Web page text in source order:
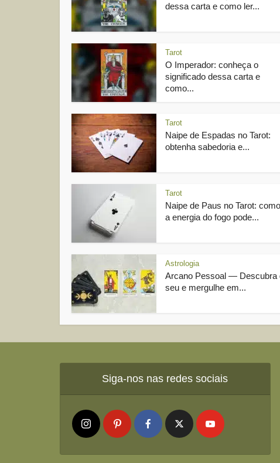
dessa carta e como ler...
Tarot
O Imperador: conheça o
significado dessa carta e
como...
Tarot
Naipe de Espadas no Tarot:
obtenha sabedoria e...
Tarot
Naipe de Paus no Tarot: como
a energia do fogo pode...
Astrologia
Arcano Pessoal — Descubra
seu e mergulhe em...
Siga-nos nas redes sociais